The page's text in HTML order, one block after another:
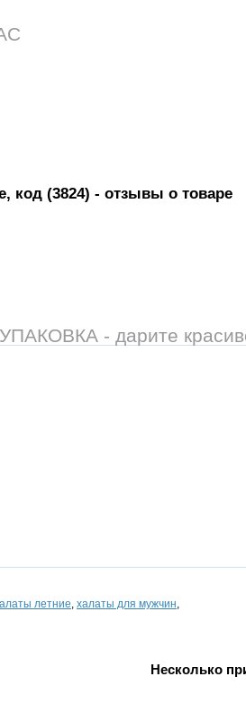
код (3824) - отзывы о товаре
- дарите
летние, халаты для мужчин,
Несколько